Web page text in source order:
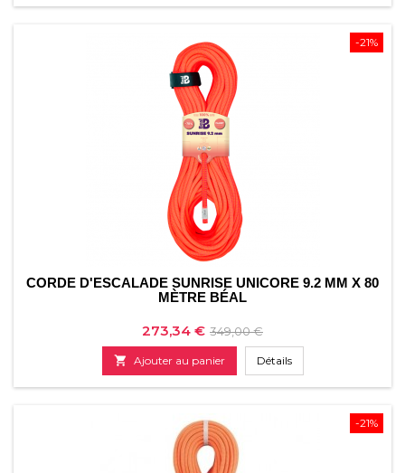
-21%
CORDE D'ESCALADE SUNRISE UNICORE 9.2 MM X 80
MÈTRE BÉAL
Prix
273,34 € Prix
de
base
349,00 €
 Ajouter au panier Détails
-21%